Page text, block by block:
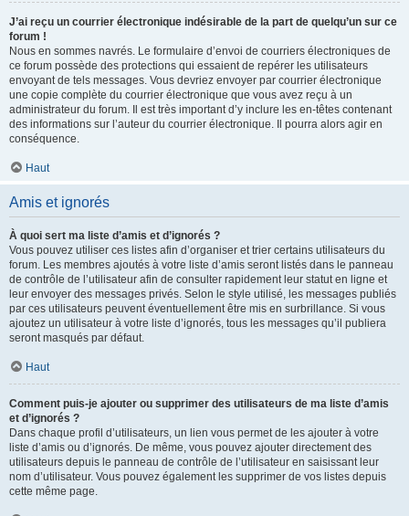
J’ai reçu un courrier électronique indésirable de la part de quelqu’un sur ce
forum !
Nous en sommes navrés. Le formulaire d’envoi de courriers électroniques de
ce forum possède des protections qui essaient de repérer les utilisateurs
envoyant de tels messages. Vous devriez envoyer par courrier électronique
une copie complète du courrier électronique que vous avez reçu à un
administrateur du forum. Il est très important d’y inclure les en-têtes contenant
des informations sur l’auteur du courrier électronique. Il pourra alors agir en
conséquence.
Haut
Amis et ignorés
À quoi sert ma liste d’amis et d’ignorés ?
Vous pouvez utiliser ces listes afin d’organiser et trier certains utilisateurs du
forum. Les membres ajoutés à votre liste d’amis seront listés dans le panneau
de contrôle de l’utilisateur afin de consulter rapidement leur statut en ligne et
leur envoyer des messages privés. Selon le style utilisé, les messages publiés
par ces utilisateurs peuvent éventuellement être mis en surbrillance. Si vous
ajoutez un utilisateur à votre liste d’ignorés, tous les messages qu’il publiera
seront masqués par défaut.
Haut
Comment puis-je ajouter ou supprimer des utilisateurs de ma liste d’amis
et d’ignorés ?
Dans chaque profil d’utilisateurs, un lien vous permet de les ajouter à votre
liste d’amis ou d’ignorés. De même, vous pouvez ajouter directement des
utilisateurs depuis le panneau de contrôle de l’utilisateur en saisissant leur
nom d’utilisateur. Vous pouvez également les supprimer de vos listes depuis
cette même page.